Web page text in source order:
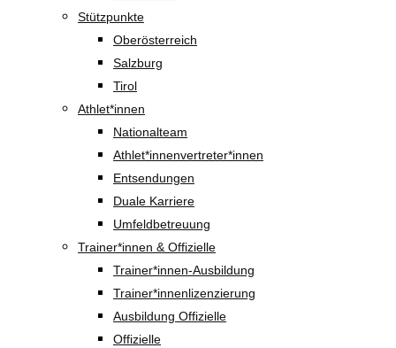
Stützpunkte
Oberösterreich
Salzburg
Tirol
Athlet*innen
Nationalteam
Athlet*innenvertreter*innen
Entsendungen
Duale Karriere
Umfeldbetreuung
Trainer*innen & Offizielle
Trainer*innen-Ausbildung
Trainer*innenlizenzierung
Ausbildung Offizielle
Offizielle